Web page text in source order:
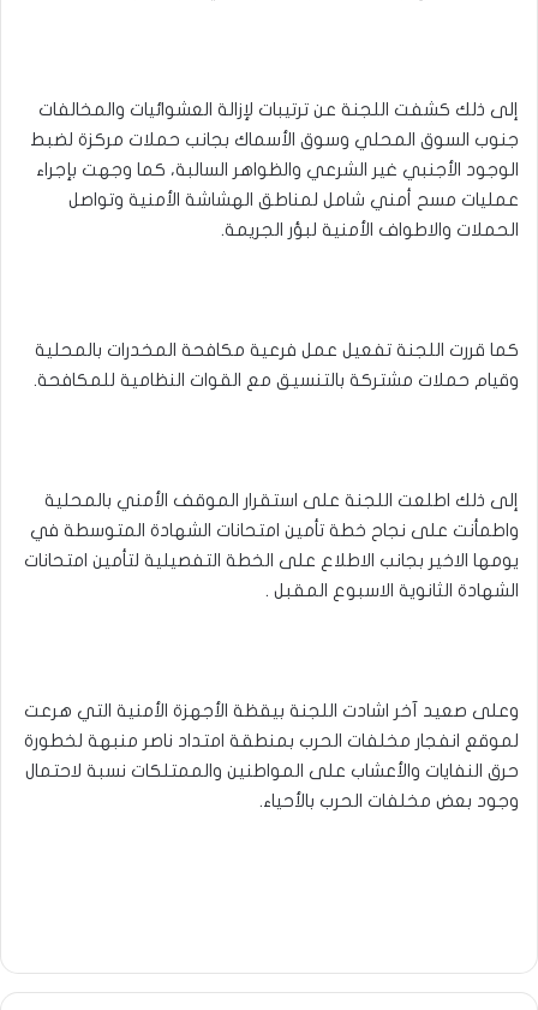
إلى ذلك كشفت اللجنة عن ترتيبات لإزالة العشوائيات والمخالفات
جنوب السوق المحلي وسوق الأسماك بجانب حملات مركزة لضبط
الوجود الأجنبي غير الشرعي والظواهر السالبة، كما وجهت بإجراء
عمليات مسح أمني شامل لمناطق الهشاشة الأمنية وتواصل
الحملات والاطواف الأمنية لبؤر الجريمة.
كما قررت اللجنة تفعيل عمل فرعية مكافحة المخدرات بالمحلية
وقيام حملات مشتركة بالتنسيق مع القوات النظامية للمكافحة.
إلى ذلك اطلعت اللجنة على استقرار الموقف الأمني بالمحلية
واطمأنت على نجاح خطة تأمين امتحانات الشهادة المتوسطة في
يومها الاخير بجانب الاطلاع على الخطة التفصيلية لتأمين امتحانات
الشهادة الثانوية الاسبوع المقبل .
وعلى صعيد آخر اشادت اللجنة بيقظة الأجهزة الأمنية التي هرعت
لموقع انفجار مخلفات الحرب بمنطقة امتداد ناصر منبهة لخطورة
حرق النفايات والأعشاب على المواطنين والممتلكات نسبة لاحتمال
وجود بعض مخلفات الحرب بالأحياء.